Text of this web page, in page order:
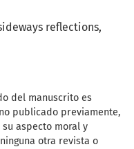
reflections,
del manuscrito es
publicado previamente,
aspecto moral y
otra revista o